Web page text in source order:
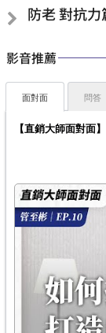
影音推薦
面對面
【直銷大師面對面
問答